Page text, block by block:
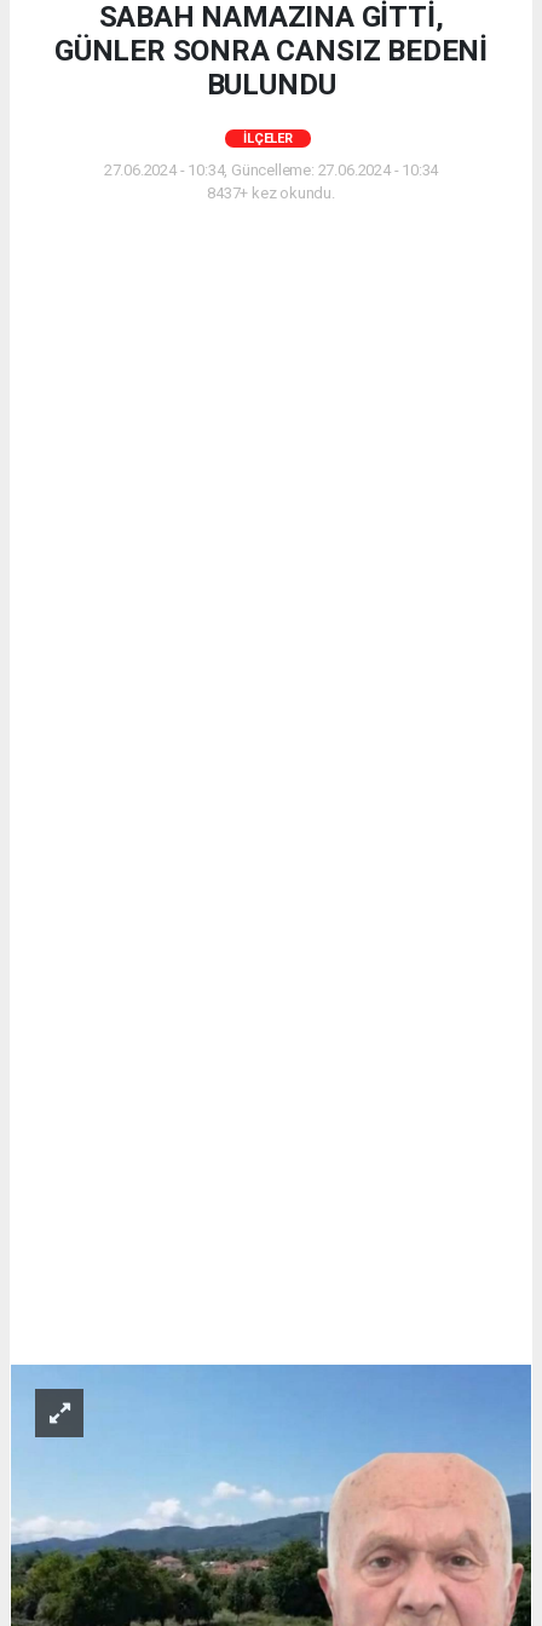
SABAH NAMAZINA GİTTİ,
GÜNLER SONRA CANSIZ BEDENİ
BULUNDU
İLÇELER
27.06.2024 - 10:34, Güncelleme: 27.06.2024 - 10:34
8437+ kez okundu.